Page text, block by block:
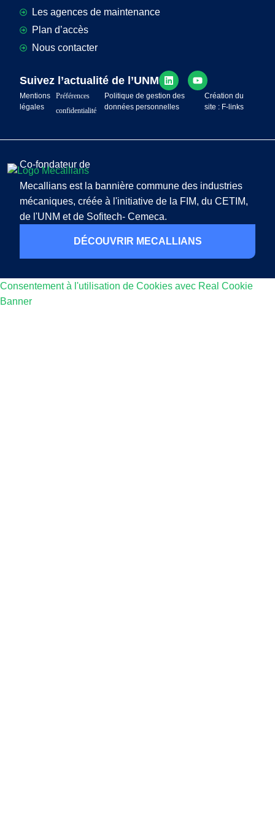
Les agences de maintenance
Plan d’accès
Nous contacter
Suivez l’actualité de l’UNM
Mentions
légales
Préférences
confidentialité
Politique de gestion des
données personnelles
Création du
site : F-links
Co-fondateur de
Mecallians est la bannière commune des industries
mécaniques, créée à l'initiative de la FIM, du CETIM,
de l'UNM et de Sofitech- Cemeca.
DÉCOUVRIR MECALLIANS
Consentement à l'utilisation de Cookies avec Real Cookie
Banner